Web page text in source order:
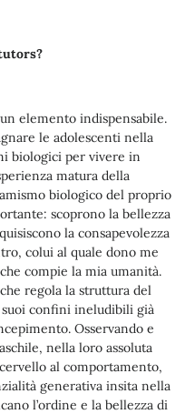
elemento indispensabile.
le adolescenti nella
biologici per vivere in
matura della
biologico del proprio
scoprono la bellezza
la consapevolezza
colui al quale dono me
compie la mia umanità.
regola la struttura del
confini ineludibili già
Osservando e
nella loro assoluta
al comportamento,
generativa insita nella
l’ordine e la bellezza di